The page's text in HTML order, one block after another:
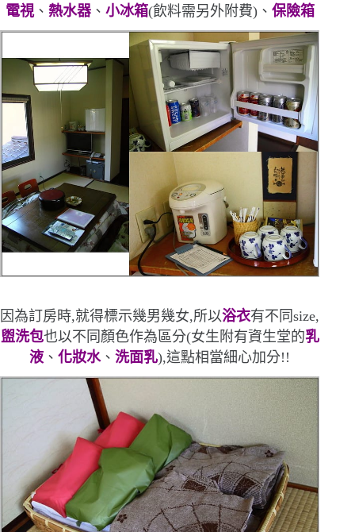
電視、 熱水器、 小冰箱(飲料需另外附費)、 保險箱
因為訂房時,就得標示幾男幾女,所以浴衣有不同size,
盥洗包也以不同顏色作為區分(女生附有資生堂的乳
液 、化妝水、洗面乳),這點相當細心加分!!